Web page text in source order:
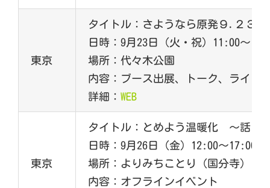
東京
タイトル：さようなら原発９.２３
日時：9月23日（火・祝）11:00～ブ
場所：代々木公園
内容：ブース出展、トーク、ライブ
詳細： WEB
東京
タイトル：とめよう温暖化 〜話し
日時：9月26日（金）12:00～17:00
場所：よりみちことり（国分寺）
内容：オフラインイベント